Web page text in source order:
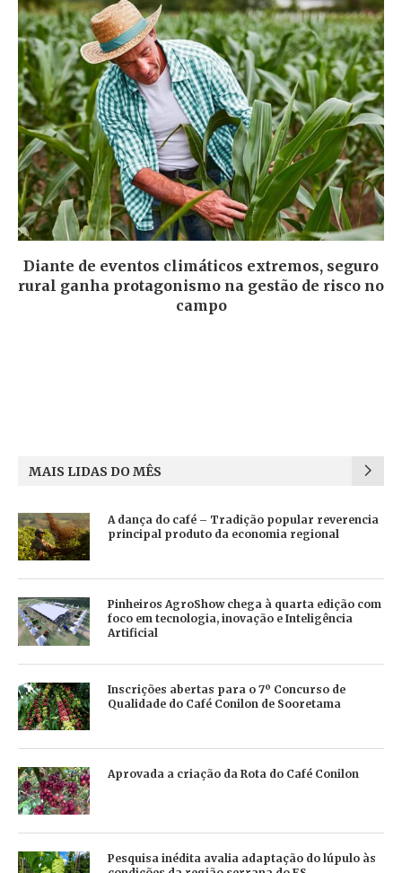
Diante de eventos climáticos extremos, seguro
rural ganha protagonismo na gestão de risco no
campo
MAIS LIDAS DO MÊS
A dança do café – Tradição popular reverencia
principal produto da economia regional
Pinheiros AgroShow chega à quarta edição com
foco em tecnologia, inovação e Inteligência
Artificial
Inscrições abertas para o 7º Concurso de
Qualidade do Café Conilon de Sooretama
Aprovada a criação da Rota do Café Conilon
Pesquisa inédita avalia adaptação do lúpulo às